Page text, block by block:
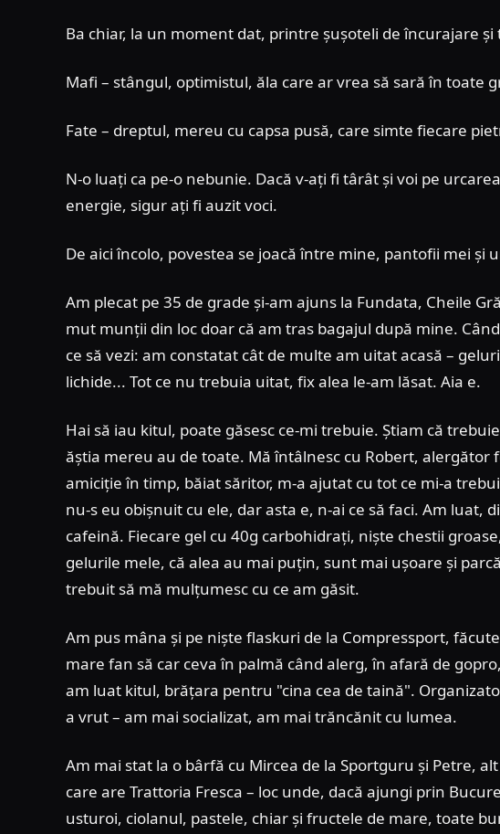
Ba chiar, la un moment dat, printre șușoteli de încurajare
Mafi – stângul, optimistul, ăla care ar vrea să sară în toate
Fate – dreptul, mereu cu capsa pusă, care simte fiecare
N-o luați ca pe-o nebunie. Dacă v-ați fi târât și voi pe
energie, sigur ați fi auzit voci.
De aici încolo, povestea se joacă între mine, pantofii mei și
Am plecat pe 35 de grade și-am ajuns la Fundata, Cheile
mut munții din loc doar că am tras bagajul după mine.
ce să vezi: am constatat cât de multe am uitat acasă –
lichide... Tot ce nu trebuia uitat, fix alea le-am lăsat. Aia e.
Hai să iau kitul, poate găsesc ce-mi trebuie. Știam că
ăștia mereu au de toate. Mă întâlnesc cu Robert,
amiciție în timp, băiat săritor, m-a ajutat cu tot ce mi-a
nu-s eu obișnuit cu ele, dar asta e, n-ai ce să faci. Am luat,
cafeină. Fiecare gel cu 40g carbohidrați, niște chestii
gelurile mele, că alea au mai puțin, sunt mai ușoare și
trebuit să mă mulțumesc cu ce am găsit.
Am pus mâna și pe niște flaskuri de la Compressport,
mare fan să car ceva în palmă când alerg, în afară de
am luat kitul, brățara pentru "cina cea de taină".
a vrut – am mai socializat, am mai trăncănit cu lumea.
Am mai stat la o bârfă cu Mircea de la Sportguru și Petre,
care are Trattoria Fresca – loc unde, dacă ajungi prin
usturoi, ciolanul, pastele, chiar și fructele de mare, toate